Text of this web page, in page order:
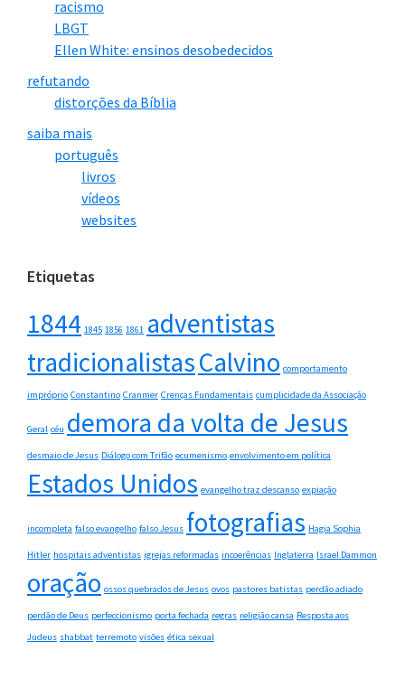
racismo
LBGT
Ellen White: ensinos desobedecidos
refutando
distorções da Bíblia
saiba mais
português
livros
vídeos
websites
Etiquetas
1844 1845 1856 1861 adventistas
tradicionalistasCalvino comportamento
impróprio Constantino Cranmer Crenças Fundamentais cumplicidade da Associação
Geral céu demora da volta de Jesus
desmaio de Jesus Diálogo com Trifão ecumenismo envolvimento em política
Estados Unidos evangelho traz descanso expiação
incompleta falso evangelho falso Jesus fotografias Hagia Sophia
Hitler hospitais adventistas igrejas reformadas incoerências Inglaterra Israel Dammon
oração ossos quebrados de Jesus ovos pastores batistas perdão adiado
perdão de Deus perfeccionismo porta fechada regras religião cansa Resposta aos
Judeus shabbat terremoto visões ética sexual